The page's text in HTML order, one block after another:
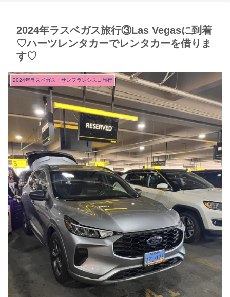
2024年ラスベガス旅行③Las Vegasに到着
♡ハーツレンタカーでレンタカーを借りま
す♡
2024年ラスベガス・サンフランシスコ旅行